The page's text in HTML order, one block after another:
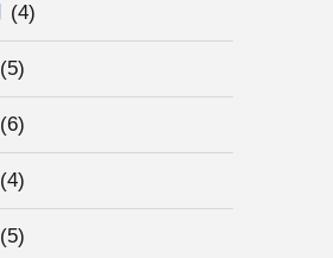
(4)
(5)
(6)
(4)
(5)